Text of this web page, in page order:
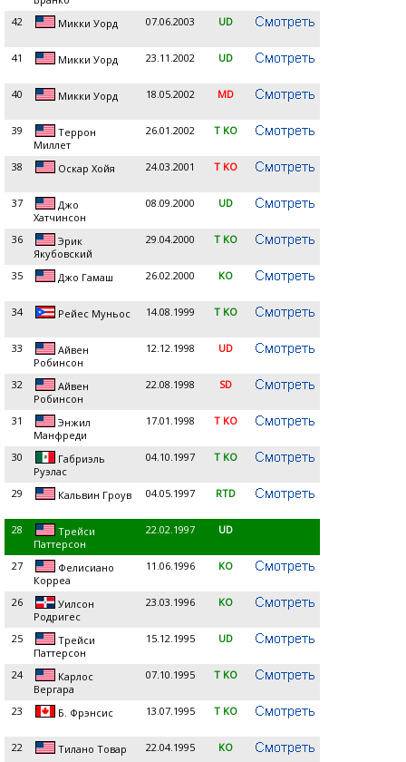
42
Микки Уорд 07.06.2003 UD
41 Микки Уорд 23.11.2002 UD
40 Микки Уорд 18.05.2002 MD
39
Террон
Миллет
26.01.2002 T KO
38 Оскар Хойя 24.03.2001 T KO
37
Джо
Хатчинсон
08.09.2000 UD
36
Эрик
Якубовский
29.04.2000 T KO
35 Джо Гамаш 26.02.2000 KO
34 Рейес Муньос 14.08.1999 T KO
33
Айвен
Робинсон
12.12.1998 UD
32
Айвен
Робинсон
22.08.1998 SD
31
Энжил
Манфреди
17.01.1998 T KO
30
Габриэль
Руэлас
04.10.1997 T KO
29 Кальвин Гроув 04.05.1997 RTD
28
Трейси
Паттерсон
22.02.1997 UD
27
Фелисиано
Корреа
11.06.1996 KO
26
Уилсон
Родригес
23.03.1996 KO
25
Трейси
Паттерсон
15.12.1995 UD
24
Карлос
Вергара
07.10.1995 T KO
23 Б. Фрэнсис 13.07.1995 T KO
22 Тилано Товар 22.04.1995 KO